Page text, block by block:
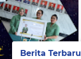
Berita Terbaru